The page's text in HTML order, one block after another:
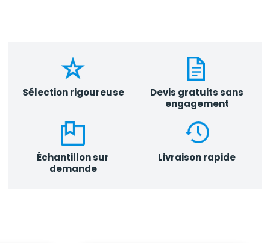
Sélection rigoureuse
Devis gratuits sans
engagement
Échantillon sur
demande
Livraison rapide